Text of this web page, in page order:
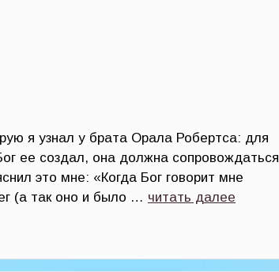
я узнал у брата Орала Робертса: для
ее создал, она должна сопровождаться
это мне: «Когда Бог говорит мне
(а так оно и было … читать далее